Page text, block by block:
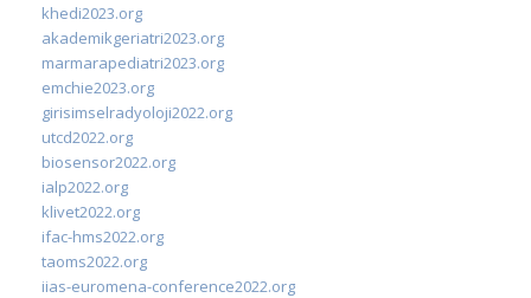
khedi2023.org
akademikgeriatri2023.org
marmarapediatri2023.org
emchie2023.org
girisimselradyoloji2022.org
utcd2022.org
biosensor2022.org
ialp2022.org
klivet2022.org
ifac-hms2022.org
taoms2022.org
iias-euromena-conference2022.org